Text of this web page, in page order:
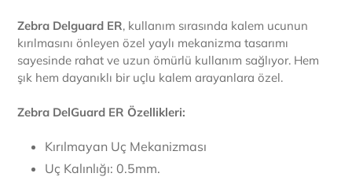
sepetinize
ekleniyor
Zebra Delguard ER, kullanım sırasında kalem ucunun
kırılmasını önleyen özel yaylı mekanizma tasarımı
sayesinde rahat ve uzun ömürlü kullanım sağlıyor. Hem
şık hem dayanıklı bir uçlu kalem arayanlara özel.
Zebra DelGuard ER Özellikleri:
Kırılmayan Uç Mekanizması
Uç Kalınlığı: 0.5mm.